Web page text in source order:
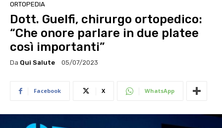
ORTOPEDIA
Dott. Guelfi, chirurgo ortopedico:
“Che onore parlare in due platee
così importanti”
Da Qui Salute 05/07/2023
Facebook X WhatsApp